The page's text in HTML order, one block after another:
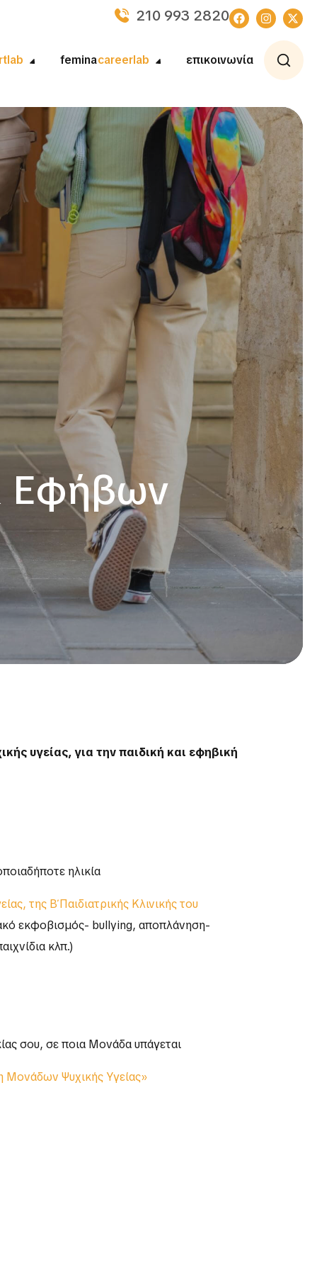
210 993 2820
feminacareerlab επικοινωνία
Εφήβων
υγείας, για την παιδική και εφηβική
ηλικία
της Β΄ Παιδιατρικής Κλινικής του
εκφοβισμός- bullying, αποπλάνηση-
κλπ.)
σου, σε ποια Μονάδα υπάγεται
Μονάδων Ψυχικής Υγείας»